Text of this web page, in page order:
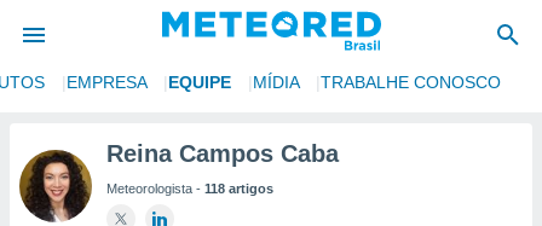
da
por
EMPRESA EQUIPE MÍDIA TRABALHE CONOSCO
Reina Campos Caba
Meteorologista - 118 artigos